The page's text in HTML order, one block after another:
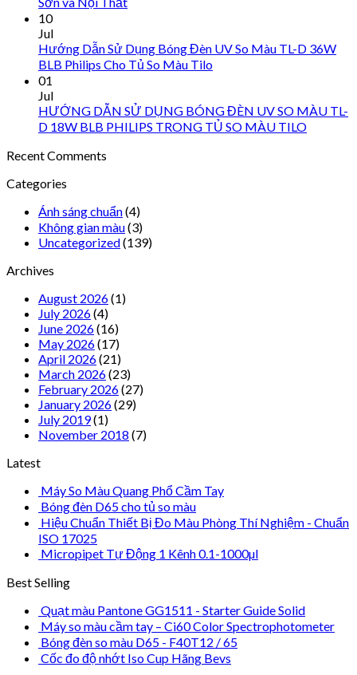
10
Jul
Hướng Dẫn Sử Dụng Bóng Đèn UV So Màu TL-D 36W
BLB Philips Cho Tủ So Màu Tilo
01
Jul
HƯỚNG DẪN SỬ DỤNG BÓNG ĐÈN UV SO MÀU TL-
D 18W BLB PHILIPS TRONG TỦ SO MÀU TILO
Recent Comments
Categories
Ánh sáng chuẩn(4)
Không gian màu(3)
Uncategorized(139)
Archives
August 2026(1)
July 2026(4)
June 2026(16)
May 2026(17)
April 2026(21)
March 2026(23)
February 2026(27)
January 2026(29)
July 2019(1)
November 2018 (7)
Latest
Máy So Màu Quang Phổ Cầm Tay
Bóng đèn D65 cho tủ so màu
Hiệu Chuẩn Thiết Bị Đo Màu Phòng Thí Nghiệm - Chuẩn
ISO 17025
Micropipet Tự Động 1 Kênh 0.1-1000µl
Best Selling
Quạt màu Pantone GG1511 - Starter Guide Solid
Máy so màu cầm tay – Ci60 Color Spectrophotometer
Bóng đèn so màu D65 - F40T12 / 65
Cốc đo độ nhớt Iso Cup Hãng Bevs